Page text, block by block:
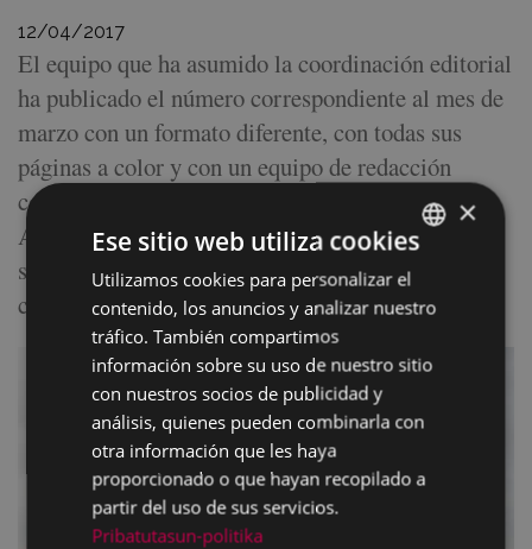
12/04/2017
El equipo que ha asumido la coordinación editorial
ha publicado el número correspondiente al mes de
marzo con un formato diferente, con todas sus
páginas a color y con un equipo de redacción
compuesto por Luis Aranberri, Jesus Gutierrez,
Ana Alberdi y Jose Luis Gorostegi, que, como
siempre, contará con la ayuda de diferentes
colaboraciones.
BASQUE
SPANISH
×
Ese sitio web utiliza cookies
Utilizamos cookies para personalizar el
contenido, los anuncios y analizar nuestro
tráfico. También compartimos
información sobre su uso de nuestro sitio
con nuestros socios de publicidad y
análisis, quienes pueden combinarla con
otra información que les haya
proporcionado o que hayan recopilado a
partir del uso de sus servicios.
Pribatutasun-politika